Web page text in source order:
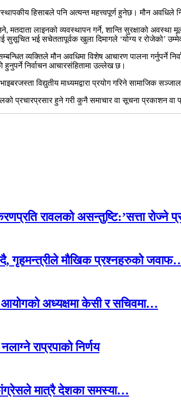
हिसाबले पनि अत्यन्त महत्त्वपूर्ण हुनेछ। मौन अवधिले
मतदाता लाइनको व्यवस्थापन गर्ने, शान्ति सुरक्षाको
सुसूचित भई सचेततापूर्वक खुला दिमागले ‘योग्य र रोजेको’
व्यक्तिले मौन अवधिमा विशेष आचारण पालना गर्नुपर्ने
हुनुपर्ने निर्वाचन आचारसंहितामा उल्लेख छ।
विद्युतीय माध्यमद्वारा प्रयोग गरिने सामाजिक
प्रचारप्रसार हुने गरी कुनै समाचार वा सूचना प्रकाशन वा
रावलको असन्तुष्टि:’सत्ता रोज्ने
गृहमन्त्रीले मौखिक प्रश्नहरुको
आयोगको अध्यक्षमा केसी र सचिवमा…
राप्रपाको निर्णय
मात्रै देशका समस्या…